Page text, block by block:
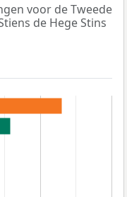
voor de Tweede
de Hege Stins